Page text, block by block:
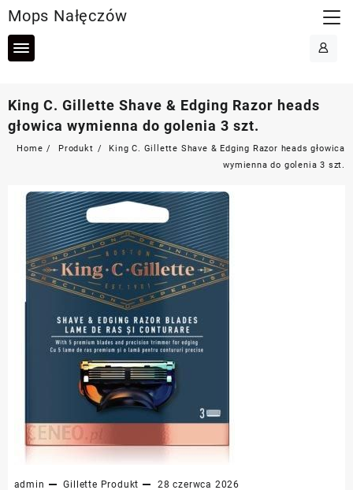
to
content
Mops Nałęczów
King C. Gillette Shave & Edging Razor heads
głowica wymienna do golenia 3 szt.
Home Produkt
King C. Gillette Shave & Edging Razor heads głowica
wymienna do golenia 3 szt.
admin Gillette Produkt 28 czerwca 2026